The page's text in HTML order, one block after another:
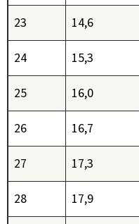
23
14,6
24
15,3
25
16,0
26
16,7
27
17,3
28
17,9